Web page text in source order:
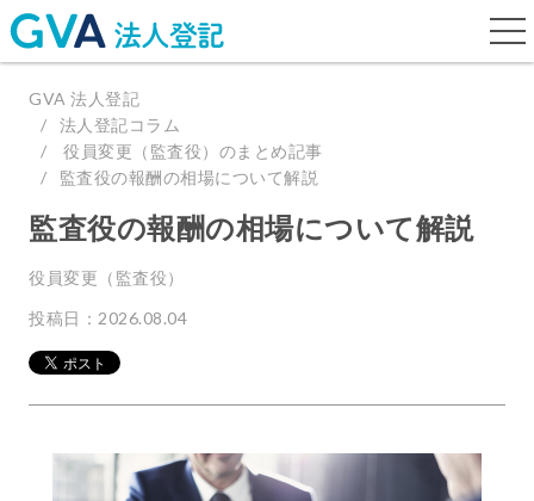
GVA 法人登記
法人登記コラム
役員変更（監査役）のまとめ記事
監査役の報酬の相場について解説
監査役の報酬の相場について解説
役員変更（監査役）
投稿日：2026.08.04